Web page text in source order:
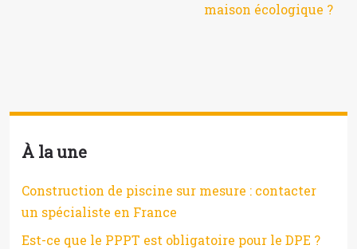
maison écologique ?
À la une
Construction de piscine sur mesure : contacter
un spécialiste en France
Est-ce que le PPPT est obligatoire pour le DPE ?